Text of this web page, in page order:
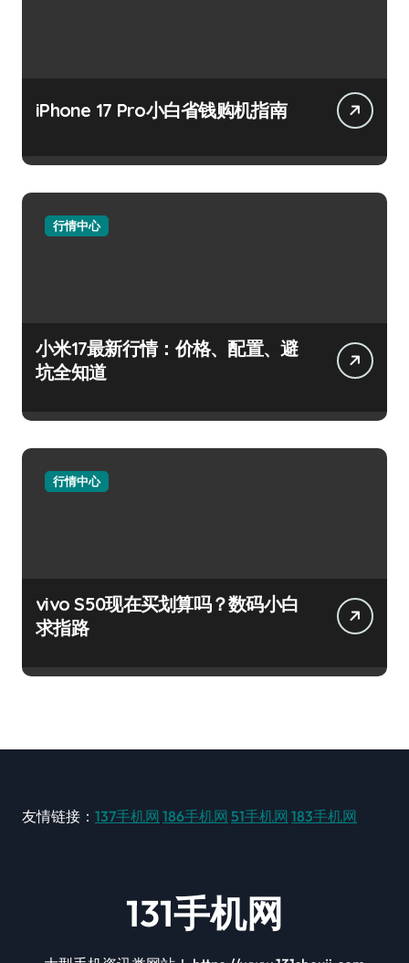
iPhone 17 Pro小白省钱购机指南
行情中心
小米17最新行情：价格、配置、避
坑全知道
行情中心
vivo S50现在买划算吗？数码小白
求指路
友情链接： 137手机网 186手机网 51手机网 183手机网
131手机网